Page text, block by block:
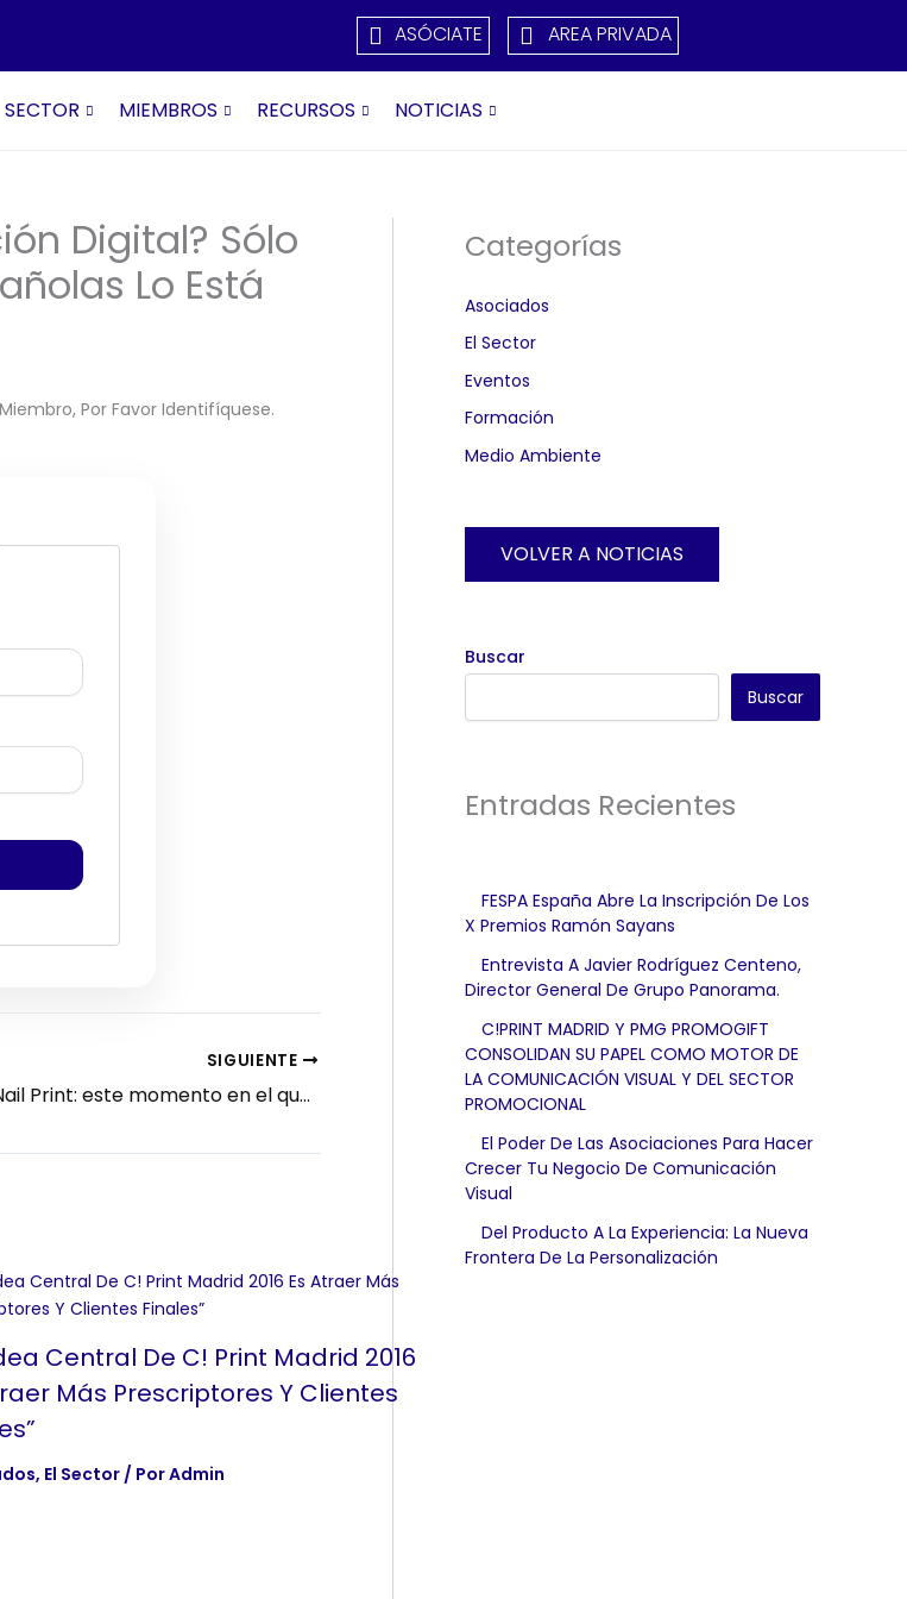
ASÓCIATE AREA PRIVADA
SECTOR MIEMBROS RECURSOS NOTICIAS
Digital? Sólo
Lo Está
Por Favor Identifíquese.
SIGUIENTE
El Nail Print: este momento en el que la manicura también se imprime
Central De C! Print Madrid 2016
Más Prescriptores Y Clientes
, El Sector / PorAdmin
Categorías
Asociados
El Sector
Eventos
Formación
Medio Ambiente
VOLVER A NOTICIAS
Buscar
Buscar
Entradas Recientes
FESPA España Abre La Inscripción De Los
X Premios Ramón Sayans
Entrevista A Javier Rodríguez Centeno,
Director General De Grupo Panorama.
C!PRINT MADRID Y PMG PROMOGIFT
CONSOLIDAN SU PAPEL COMO MOTOR DE
LA COMUNICACIÓN VISUAL Y DEL SECTOR
PROMOCIONAL
El Poder De Las Asociaciones Para Hacer
Crecer Tu Negocio De Comunicación
Visual
Del Producto A La Experiencia: La Nueva
Frontera De La Personalización